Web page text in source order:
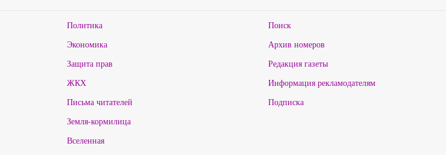
Политика
Экономика
Защита прав
ЖКХ
Письма читателей
Земля-кормилица
Вселенная
Поиск
Архив номеров
Редакция газеты
Информация рекламодателям
Подписка